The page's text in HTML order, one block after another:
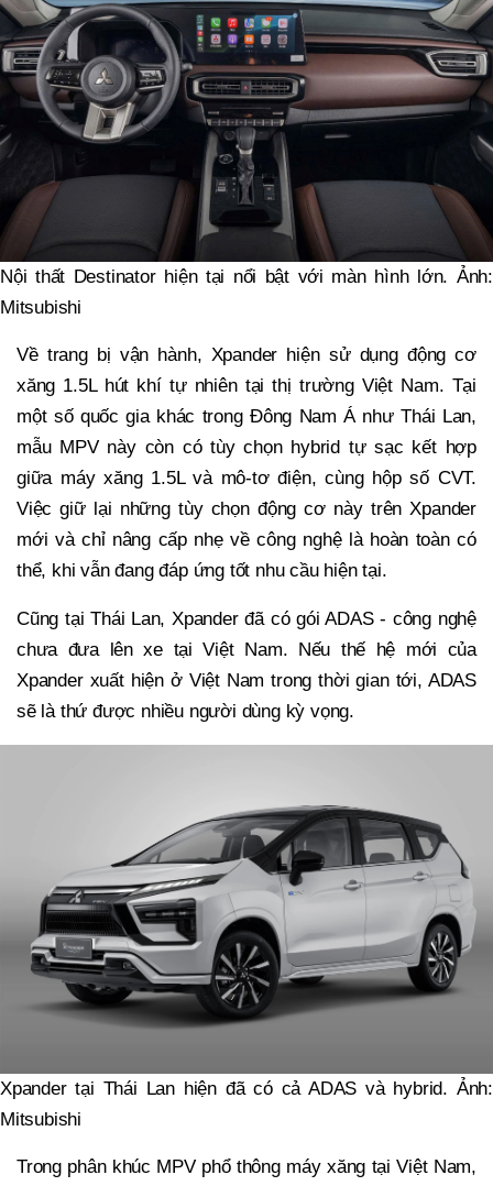
Nội thất Destinator hiện tại nổi bật với màn hình lớn. Ảnh:
Mitsubishi
Về trang bị vận hành, Xpander hiện sử dụng động cơ
xăng 1.5L hút khí tự nhiên tại thị trường Việt Nam. Tại
một số quốc gia khác trong Đông Nam Á như Thái Lan,
mẫu MPV này còn có tùy chọn hybrid tự sạc kết hợp
giữa máy xăng 1.5L và mô-tơ điện, cùng hộp số CVT.
Việc giữ lại những tùy chọn động cơ này trên Xpander
mới và chỉ nâng cấp nhẹ về công nghệ là hoàn toàn có
thể, khi vẫn đang đáp ứng tốt nhu cầu hiện tại.
Cũng tại Thái Lan, Xpander đã có gói ADAS - công nghệ
chưa đưa lên xe tại Việt Nam. Nếu thế hệ mới của
Xpander xuất hiện ở Việt Nam trong thời gian tới, ADAS
sẽ là thứ được nhiều người dùng kỳ vọng.
Xpander tại Thái Lan hiện đã có cả ADAS và hybrid. Ảnh:
Mitsubishi
Trong phân khúc MPV phổ thông máy xăng tại Việt Nam,